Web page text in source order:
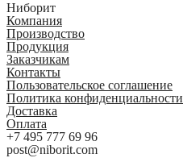
Ниборит
Компания
Производство
Продукция
Заказчикам
Контакты
Пользовательское соглашение
Политика конфиденциальности
Доставка
Оплата
+7 495 777 69 96
post@niborit.com